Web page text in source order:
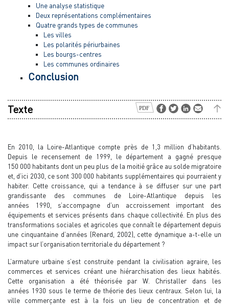
Une analyse statistique
Deux représentations complémentaires
Quatre grands types de communes
Les villes
Les polarités périurbaines
Les bourgs-centres
Les communes ordinaires
Conclusion
Texte
En 2010, la Loire-Atlantique compte près de 1,3 million d’habitants.
Depuis le recensement de 1999, le département a gagné presque
150 000 habitants dont un peu plus de la moitié grâce au solde migratoire
et, d’ici 2030, ce sont 300 000 habitants supplémentaires qui pourraient y
habiter. Cette croissance, qui a tendance à se diffuser sur une part
grandissante des communes de Loire-Atlantique depuis les
années 1990, s’accompagne d’un accroissement important des
équipements et services présents dans chaque collectivité. En plus des
transformations sociales et agricoles que connaît le département depuis
une cinquantaine d’années (Renard, 2002), cette dynamique a-t-elle un
impact sur l’organisation territoriale du département ?
L’armature urbaine s’est construite pendant la civilisation agraire, les
commerces et services créant une hiérarchisation des lieux habités.
Cette organisation a été théorisée par W. Christaller dans les
années 1930 sous le terme de théorie des lieux centraux. Selon lui, la
ville commerçante est à la fois un lieu de concentration et de